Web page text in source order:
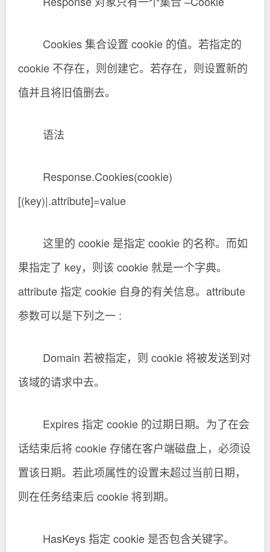
Cookies 集合设置 cookie 的值。若指定的
cookie 不存在，则创建它。若存在，则设置新的
值并且将旧值删去。
语法
Response.Cookies(cookie)
[(key)|.attribute]=value
这里的 cookie 是指定 cookie 的名称。而如
果指定了 key，则该 cookie 就是一个字典。
attribute 指定 cookie 自身的有关信息。attribute
参数可以是下列之一 :
Domain 若被指定，则 cookie 将被发送到对
该域的请求中去。
Expires 指定 cookie 的过期日期。为了在会
话结束后将 cookie 存储在客户端磁盘上，必须设
置该日期。若此项属性的设置未超过当前日期，
则在任务结束后 cookie 将到期。
HasKeys 指定 cookie 是否包含关键字。